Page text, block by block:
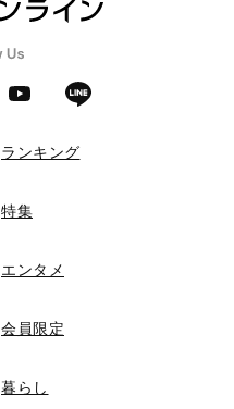
ランキング
特集
エンタメ
会員限定
暮らし